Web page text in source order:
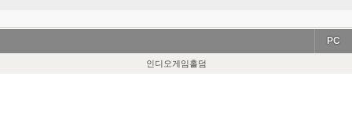
PC
인디오게임홀덤